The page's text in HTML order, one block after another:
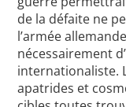
de la défaite ne
l’armée
nécessairement
internationaliste.
apatrides et